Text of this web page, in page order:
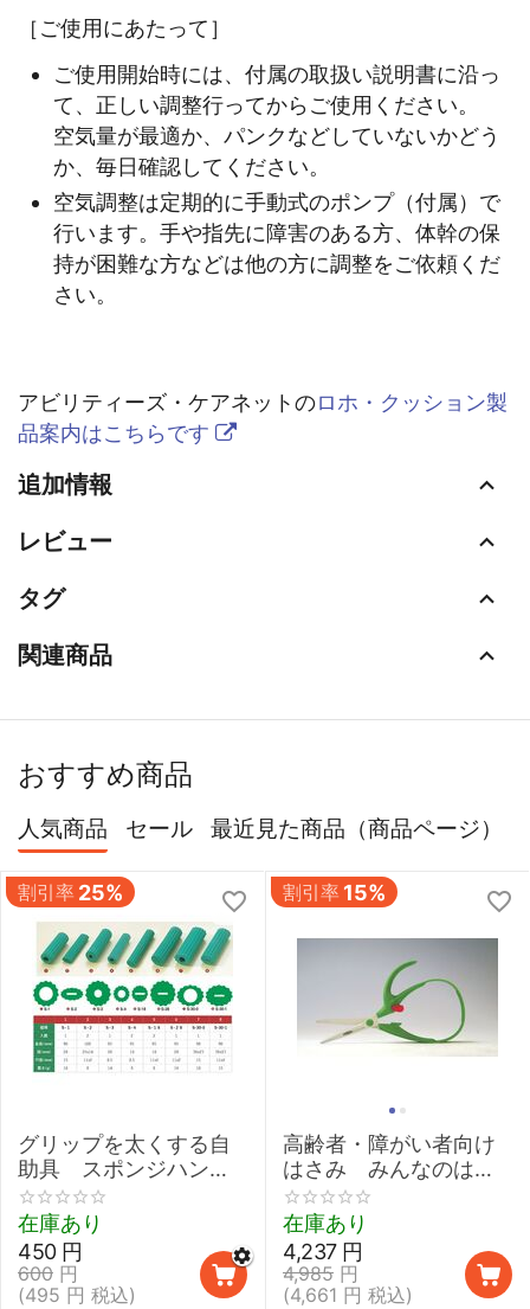
［ご使用にあたって］
ご使用開始時には、付属の取扱い説明書に沿っ
て、正しい調整行ってからご使用ください。
空気量が最適か、パンクなどしていないかどう
か、毎日確認してください。
空気調整は定期的に手動式のポンプ（付属）で
行います。手や指先に障害のある方、体幹の保
持が困難な方などは他の方に調整をご依頼くだ
さい。
アビリティーズ・ケアネットのロホ・クッション製
品案内はこちらです
追加情報
レビュー
タグ
関連商品
おすすめ商品
人気商品 セール 最近見た商品（商品ページ）
割引率 25%
グリップを太くする自
助具 スポンジハンド
ル 【介護 握力 弱い
鉛筆 取り外し 太柄スプ
ーン】
在庫あり
600 円
450 円
(495 円 税込)
割引率 15%
高齢者・障がい者向け
はさみ みんなのはさ
みmimi
在庫あり
4,985 円
4,237 円
(4,661 円 税込)